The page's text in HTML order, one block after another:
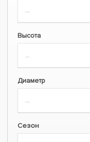
Высота
Диаметр
Сезон